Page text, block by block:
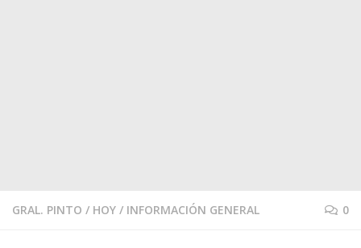
GRAL. PINTO / HOY / INFORMACIÓN GENERAL 0